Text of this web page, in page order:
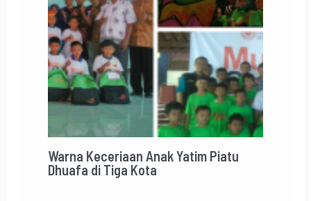
Warna Keceriaan Anak Yatim Piatu
Dhuafa di Tiga Kota